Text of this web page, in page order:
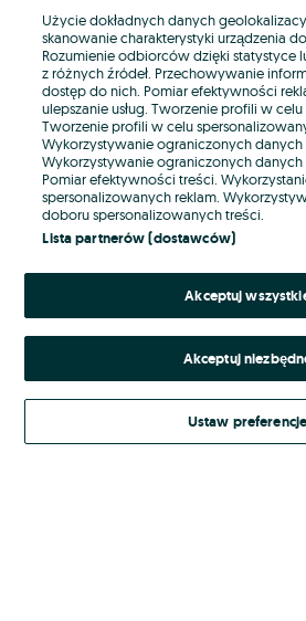
E-mail
Hasło
Nie pamiętasz hasła?
Zaloguj się
Kontynuując za pośrednictwem jednego z
Regulamin serwisuOLX.pl w
Użycie dokładnych danych
skanowanie charakterystyki urządzenia
Rozumienie odbiorców dzięki statystyce
z różnych źródeł. Przechowywanie
dostęp do nich. Pomiar efektywności
ulepszanie usług. Tworzenie profili w
Tworzenie profili w celu
Wykorzystywanie ograniczonych danych
Wykorzystywanie ograniczonych
Pomiar efektywności treści.
spersonalizowanych reklam.
doboru spersonalizowanych treści.
Lista partnerów (dostawców)
Akceptuj
Akceptuj
Ustaw preferencje